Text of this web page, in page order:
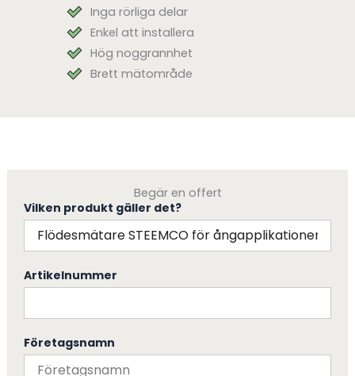
Inga rörliga delar
Enkel att installera
Hög noggrannhet
Brett mätområde
Begär en offert
Vilken produkt gäller det?
Artikelnummer
Företagsnamn